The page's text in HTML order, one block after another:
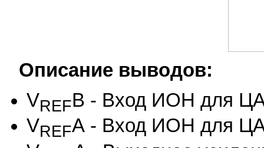
Описание выводов:
VREFВ - Вход ИОН для
VREFА - Вход ИОН для